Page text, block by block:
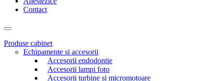
Contact
Produse cabinet
Echipamente si accesorii
Accesorii endodontie
Accesorii lampi foto
Accesorii turbine si micromotoare